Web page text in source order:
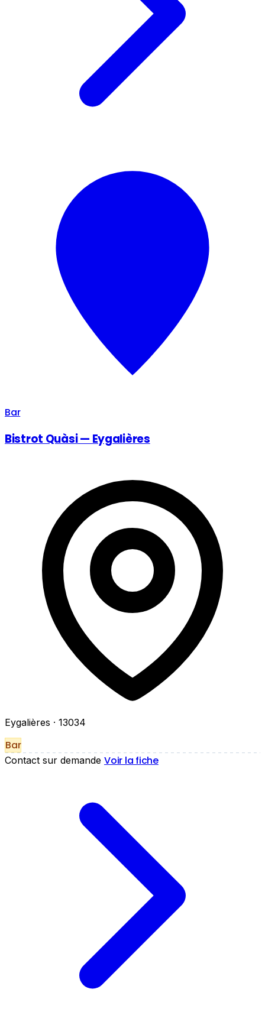
Bar
Bistrot Quàsi — Eygalières
Eygalières · 13034
Bar
Contact sur demande Voir la fiche